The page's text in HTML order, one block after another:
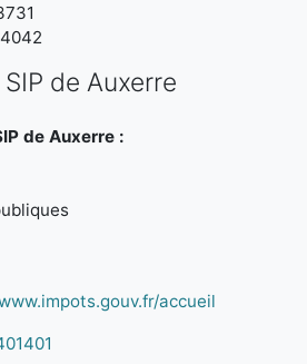
de Auxerre
de Auxerre :
accueil